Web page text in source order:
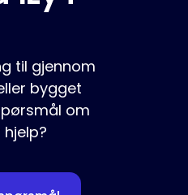
til gjennom
bygget
om